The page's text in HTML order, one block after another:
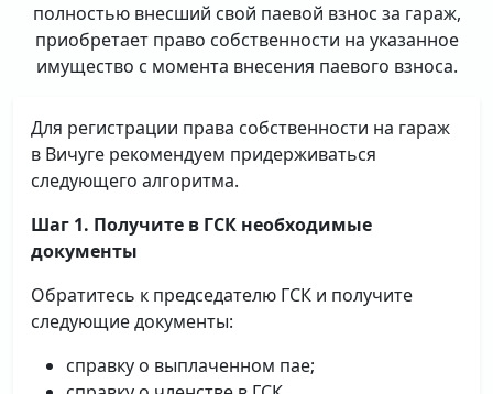
полностью внесший свой паевой взнос за гараж,
приобретает право собственности на указанное
имущество с момента внесения паевого взноса.
Для регистрации права собственности на гараж
в Вичуге рекомендуем придерживаться
следующего алгоритма.
Шаг 1. Получите в ГСК необходимые
документы
Обратитесь к председателю ГСК и получите
следующие документы:
справку о выплаченном пае;